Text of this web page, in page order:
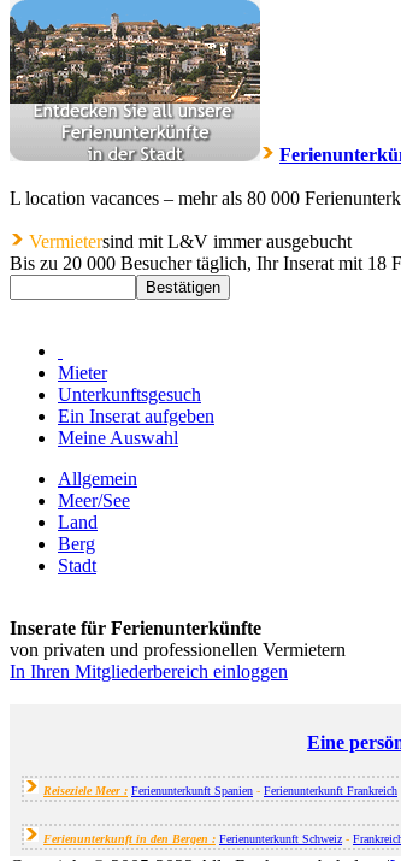
L location vacances – mehr als 80 000
Vermietersind mit L&V immer ausgebucht
Bis zu 20 000 Besucher täglich, Ihr Inserat mit 18
Mieter
Unterkunftsgesuch
Ein Inserat aufgeben
Meine Auswahl
Allgemein
Meer/See
Land
Berg
Stadt
Inserate für Ferienunterkünfte
von privaten und professionellen Vermietern
In Ihren Mitgliederbereich einloggen
Eine
Reiseziele Meer : Ferienunterkunft Spanien - Ferienunterkunft Frankreich
Ferienunterkunft in den Bergen : Ferienunterkunft Schweiz -